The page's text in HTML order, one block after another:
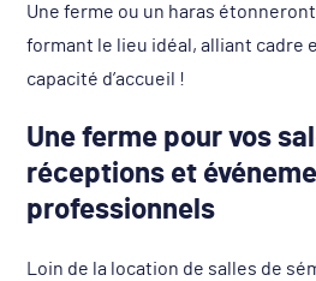
Une ferme ou un haras
formant le lieu idéal, alliant cadre
capacité d’accueil !
Une ferme pour vos
réceptions et
professionnels
Loin de la location de salles de